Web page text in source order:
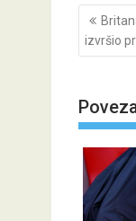
Post
izvršio